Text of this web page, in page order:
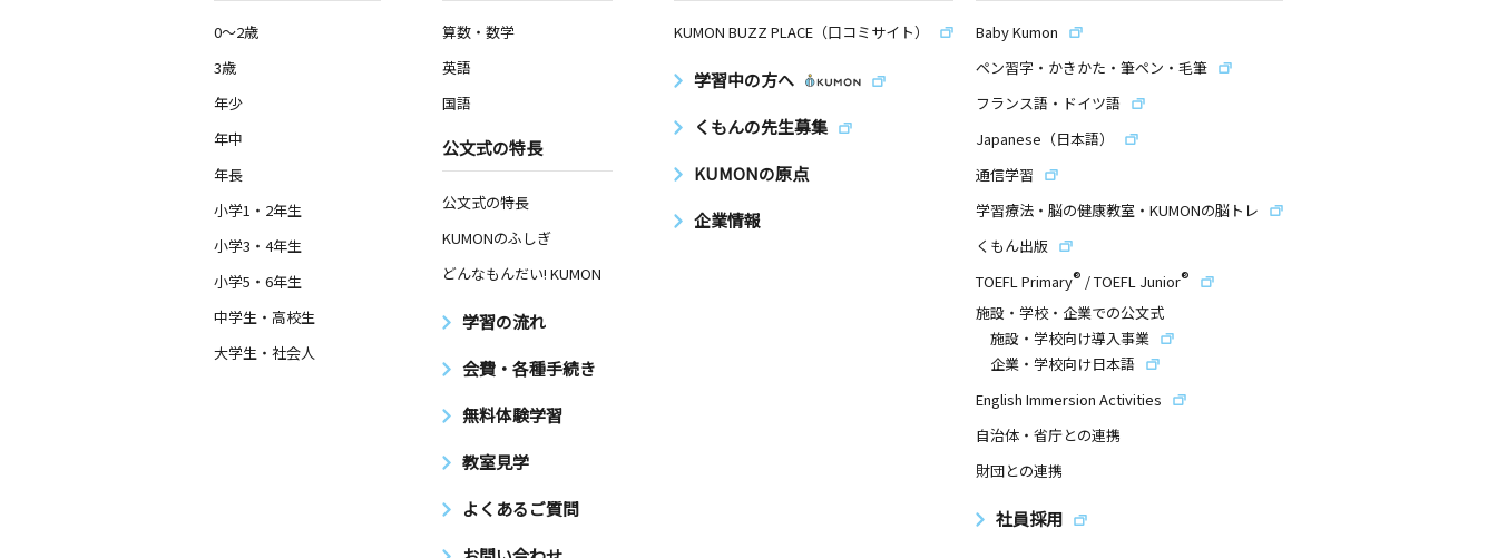
0～2歳
3歳
年少
年中
年長
小学1・2年生
小学3・4年生
小学5・6年生
中学生・高校生
大学生・社会人
算数・数学
英語
国語
公文式の特長
公文式の特長
KUMONのふしぎ
どんなもんだい! KUMON
学習の流れ
会費・各種手続き
無料体験学習
教室見学
よくあるご質問
KUMON BUZZ PLACE（口コミサイト）
学習中の方へ
くもんの先生募集
KUMONの原点
企業情報
Baby Kumon
ペン習字・かきかた・筆ペン・毛筆
フランス語・ドイツ語
Japanese（日本語）
通信学習
学習療法・脳の健康教室・KUMONの脳トレ
くもん出版
TOEFL Primary® /TOEFL Junior®
施設・学校・企業での公文式
施設・学校向け導入事業
企業・学校向け日本語
English Immersion Activities
自治体・省庁との連携
財団との連携
社員採用